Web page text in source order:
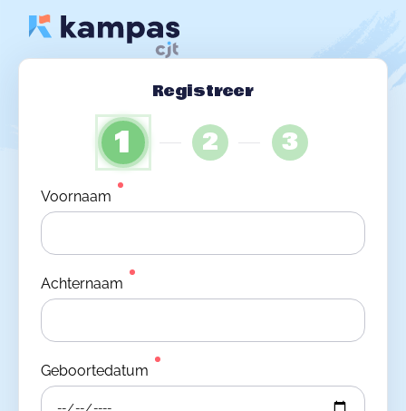
Registreer
1 2 3
Voornaam
Achternaam
Geboortedatum